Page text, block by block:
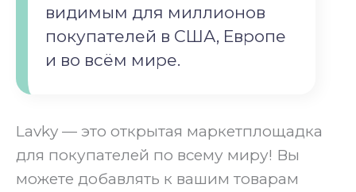
видимым для миллионов
покупателей в США, Европе
и во всём мире.
Lavky — это открытая маркетплощадка
для покупателей по всему миру! Вы
можете добавлять к вашим товарам